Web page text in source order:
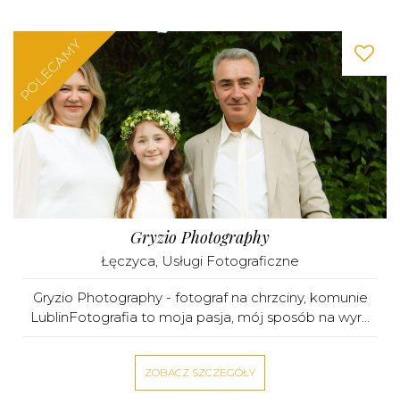
POLECAMY
Gryzio Photography
Łęczyca, Usługi Fotograficzne
Gryzio Photography - fotograf na chrzciny, komunie
LublinFotografia to moja pasja, mój sposób na wyr...
ZOBACZ SZCZEGÓŁY